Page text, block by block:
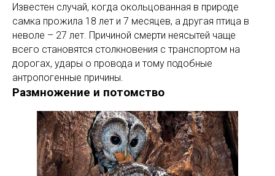
Известен случай, когда окольцованная в природе
самка прожила 18 лет и 7 месяцев, а другая птица в
неволе – 27 лет. Причиной смерти неясытей чаще
всего становятся столкновения с транспортом на
дорогах, удары о провода и тому подобные
антропогенные причины.
Размножение и потомство